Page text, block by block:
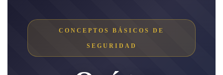
CONCEPTOS BÁSICOS DE
SEGURIDAD